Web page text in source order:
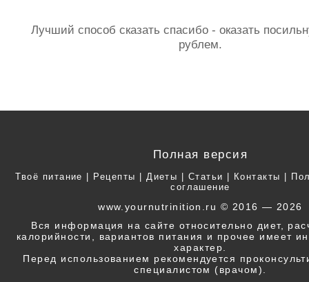
Лучший способ сказать спасибо - оказать
рублем.
Полная версия
Твоё питание | Рецепты | Диеты | Статьи | Контакты |
соглашение
www.yournutrinition.ru © 2016 — 2026
Вся информация на сайте относительно диет,
калорийности, вариантов питания и прочее имеет
характер.
Перед использованием рекомендуется
специалистом (врачом).